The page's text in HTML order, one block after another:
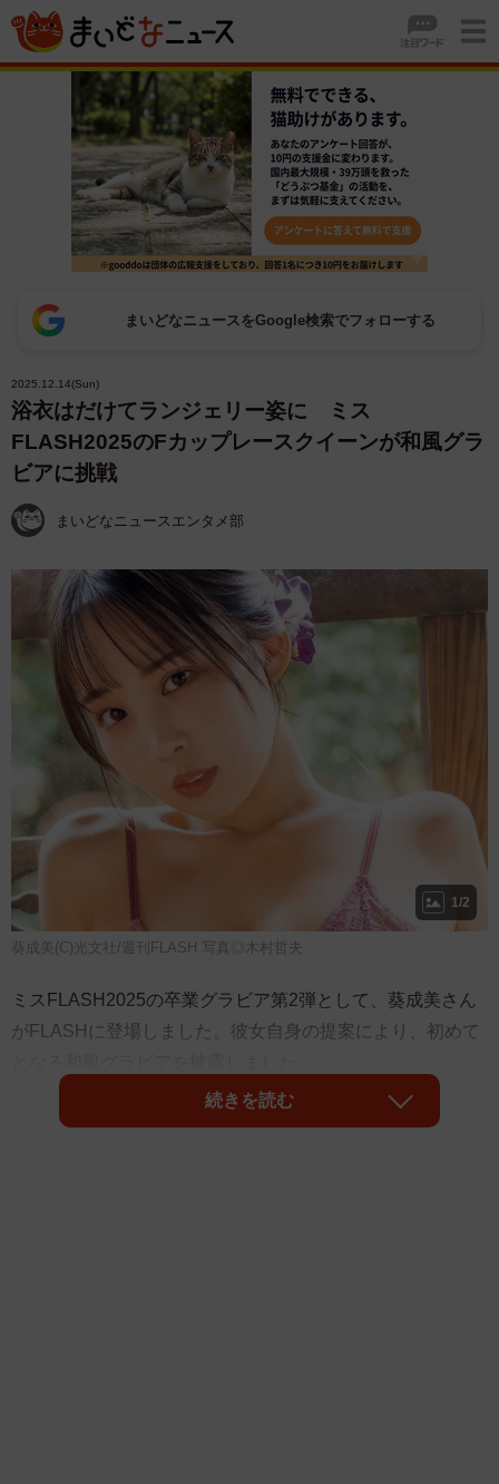
まいどなニュースをGoogle検索でフォローする
2025.12.14(Sun)
浴衣はだけてランジェリー姿に ミス
FLASH2025のFカップレースクイーンが和風グラ
ビアに挑戦
まいどなニュースエンタメ部
1/2
葵成美(C)光文社/週刊FLASH 写真◎木村哲夫
ミスFLASH2025の卒業グラビア第2弾として、葵成美さん
がFLASHに登場しました。彼女自身の提案により、初めて
「今年はプライベートで浴衣を着られなかったので、着ら
続きを読む